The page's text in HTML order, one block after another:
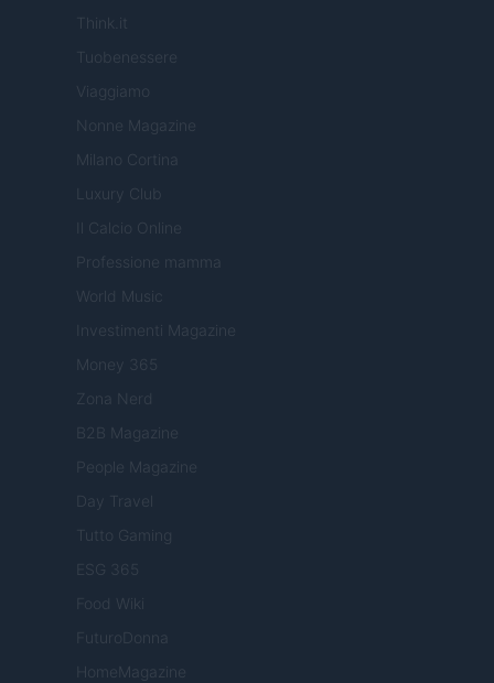
Think.it
Tuobenessere
Viaggiamo
Nonne Magazine
Milano Cortina
Luxury Club
Il Calcio Online
Professione mamma
World Music
Investimenti Magazine
Money 365
Zona Nerd
B2B Magazine
People Magazine
Day Travel
Tutto Gaming
ESG 365
Food Wiki
FuturoDonna
HomeMagazine